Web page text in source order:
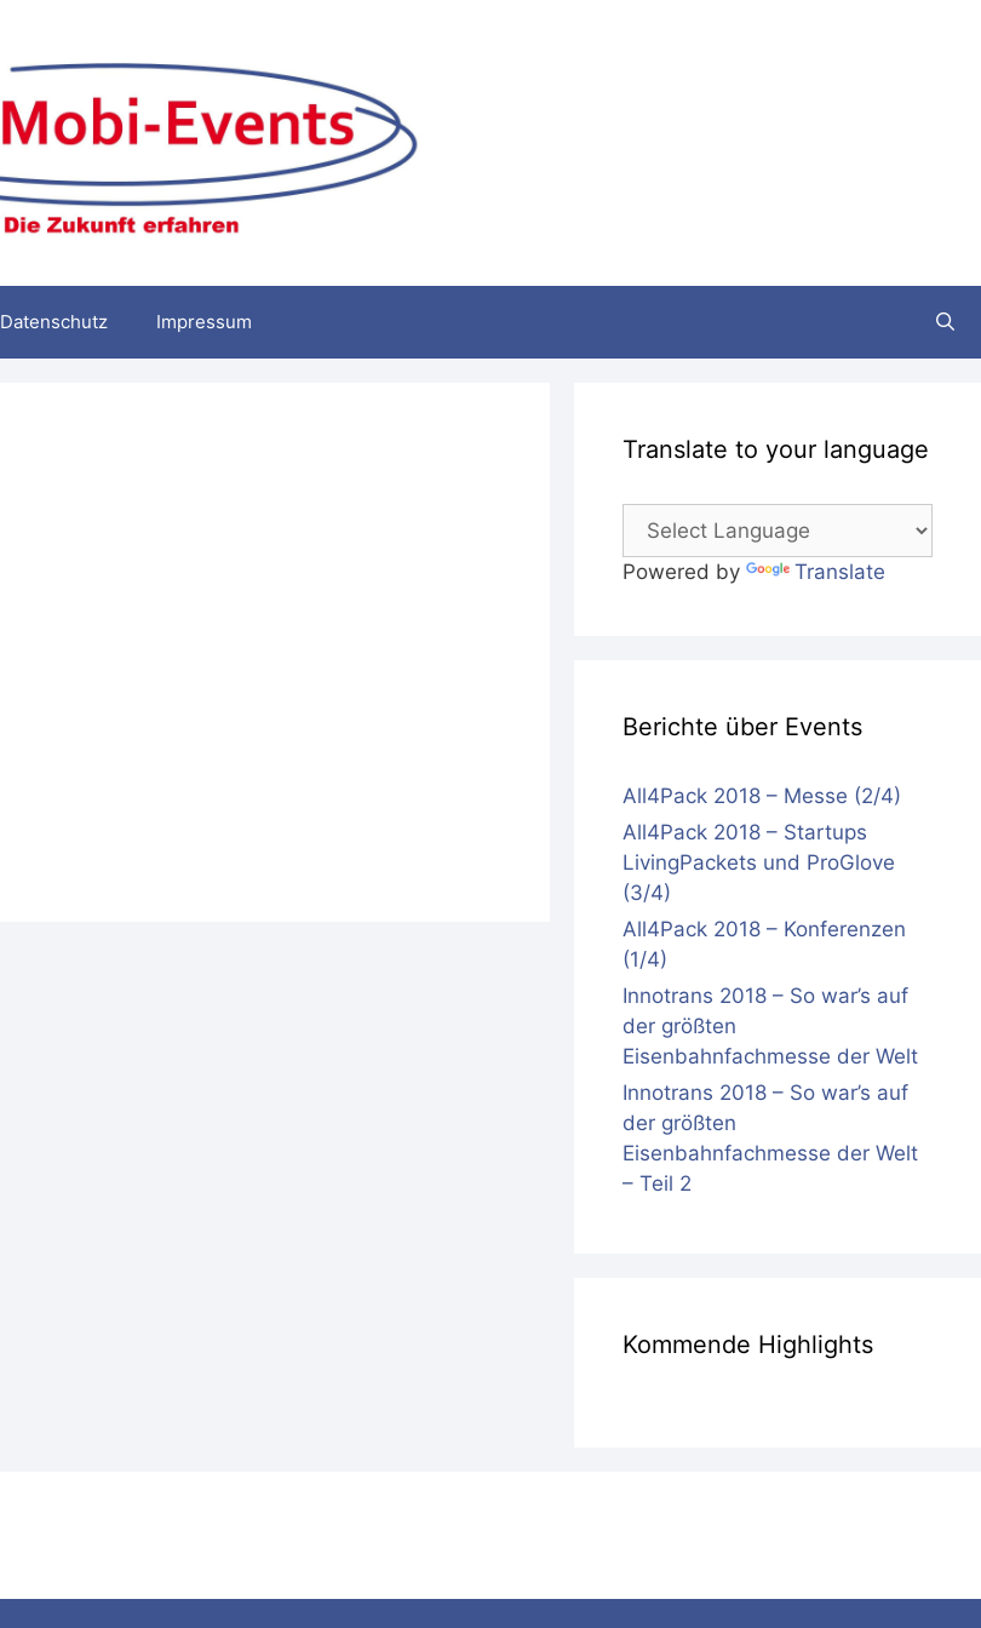
Datenschutz Impressum
Translate to your language
Powered by Translate
Berichte über Events
All4Pack 2018 – Messe (2/4)
All4Pack 2018 – Startups
LivingPackets und ProGlove
(3/4)
All4Pack 2018 – Konferenzen
(1/4)
Innotrans 2018 – So war’s auf
der größten
Eisenbahnfachmesse der Welt
Innotrans 2018 – So war’s auf
der größten
Eisenbahnfachmesse der Welt
– Teil 2
Kommende Highlights